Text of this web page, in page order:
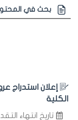
إعلان استدراج
الكلية
تاريخ انتهاء التقديم: 14/